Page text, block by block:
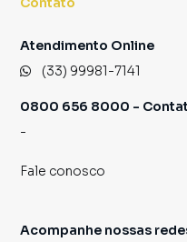
programadores,
atendimento preparada
Atendimento Online
(33) 99981-7141
0800 656 8000 -
-
Fale conosco
Acompanhe nossas